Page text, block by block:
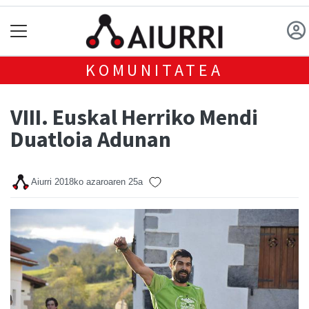
KOMUNITATEA
VIII. Euskal Herriko Mendi
Duatloia Adunan
Aiurri 2018ko azaroaren 25a